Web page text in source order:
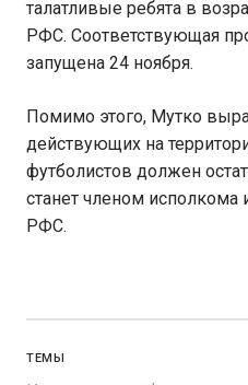
талатливые ребята в
РФС. Соответствующая
запущена 24 ноября.
Помимо этого, Мутко
действующих на
футболистов должен
станет членом
РФС.
ТЕМЫ